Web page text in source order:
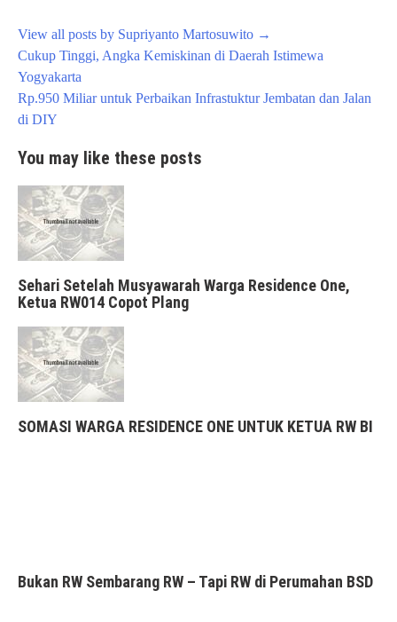
View all posts by Supriyanto Martosuwito →
Post
navigation
Cukup Tinggi, Angka Kemiskinan di Daerah Istimewa
Yogyakarta
Rp.950 Miliar untuk Perbaikan Infrastuktur Jembatan dan Jalan
di DIY
You may like these posts
Sehari Setelah Musyawarah Warga Residence One,
Ketua RW014 Copot Plang
SOMASI WARGA RESIDENCE ONE UNTUK KETUA RW BI
Bukan RW Sembarang RW – Tapi RW di Perumahan BSD